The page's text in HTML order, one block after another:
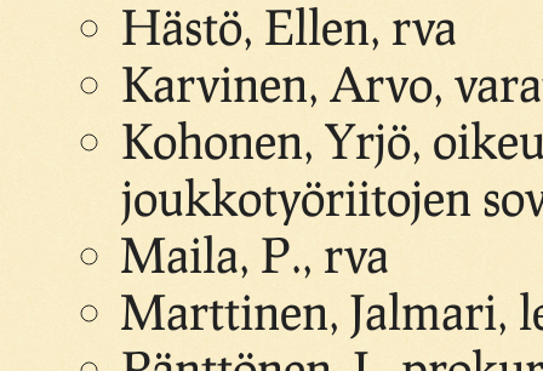
Hästö, Ellen, rva
Karvinen, Arvo,
Kohonen, Yrjö,
joukkotyöriitojen
Maila, P., rva
Marttinen, Jalmari,